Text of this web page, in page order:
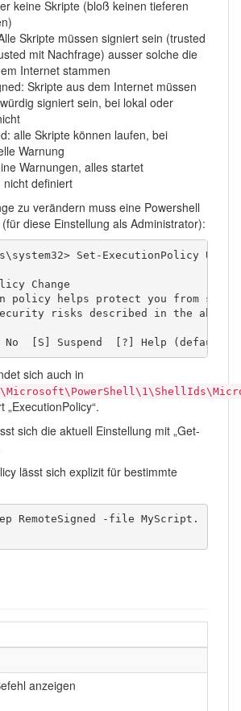
keine Skripte (bloß keinen tieferen
Skripte müssen signiert sein (trusted
mit Nachfrage) ausser solche die
Internet stammen
Skripte aus dem Internet müssen
signiert sein, bei lokal oder
alle Skripte können laufen, bei
Warnung
Warnungen, alles startet
nicht definiert
zu verändern muss eine Powershell
diese Einstellung als Administrator):
Set-ExecutionPolicy
Change
policy helps protect you from
risks described in the
No  [S] Suspend  [?] Help (default
sich auch in
„ExecutionPolicy“.
sich die aktuell Einstellung mit „Get-
lässt sich explizit für bestimmte
RemoteSigned -file MyScript.
anzeigen